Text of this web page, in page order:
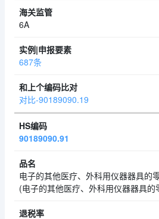
6A
687条
对比-90189090.19
90189090.91
电子的其他医疗、外科用仪器器具的
(电子的其他医疗、外科用仪器器具的